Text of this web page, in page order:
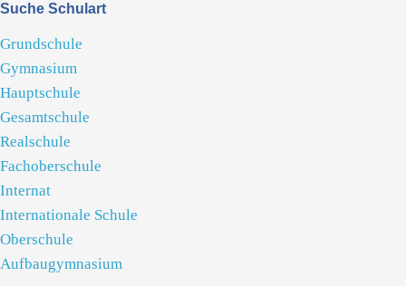
Suche Schulart
Grundschule
Gymnasium
Hauptschule
Gesamtschule
Realschule
Fachoberschule
Internat
Internationale Schule
Oberschule
Aufbaugymnasium